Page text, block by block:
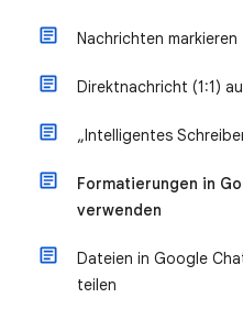
Nachrichten markieren
Direktnachricht (1:1)
„Intelligentes
Formatierungen in
verwenden
Dateien in Google
teilen